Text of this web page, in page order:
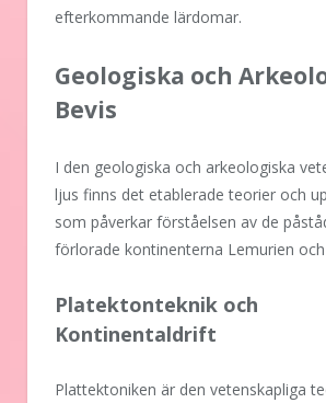
efterkommande lärdomar.
Geologiska och
Bevis
I den geologiska och arkeologiska
ljus finns det etablerade teorier och
som påverkar förståelsen av de
förlorade kontinenterna Lemurien
Platektonteknik och
Kontinentaldrift
Plattektoniken är den vetenskapliga